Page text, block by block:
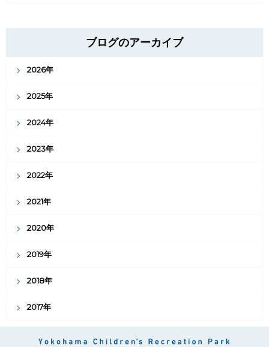
ブログのアーカイブ
2026年
2025年
2024年
2023年
2022年
2021年
2020年
2019年
2018年
2017年